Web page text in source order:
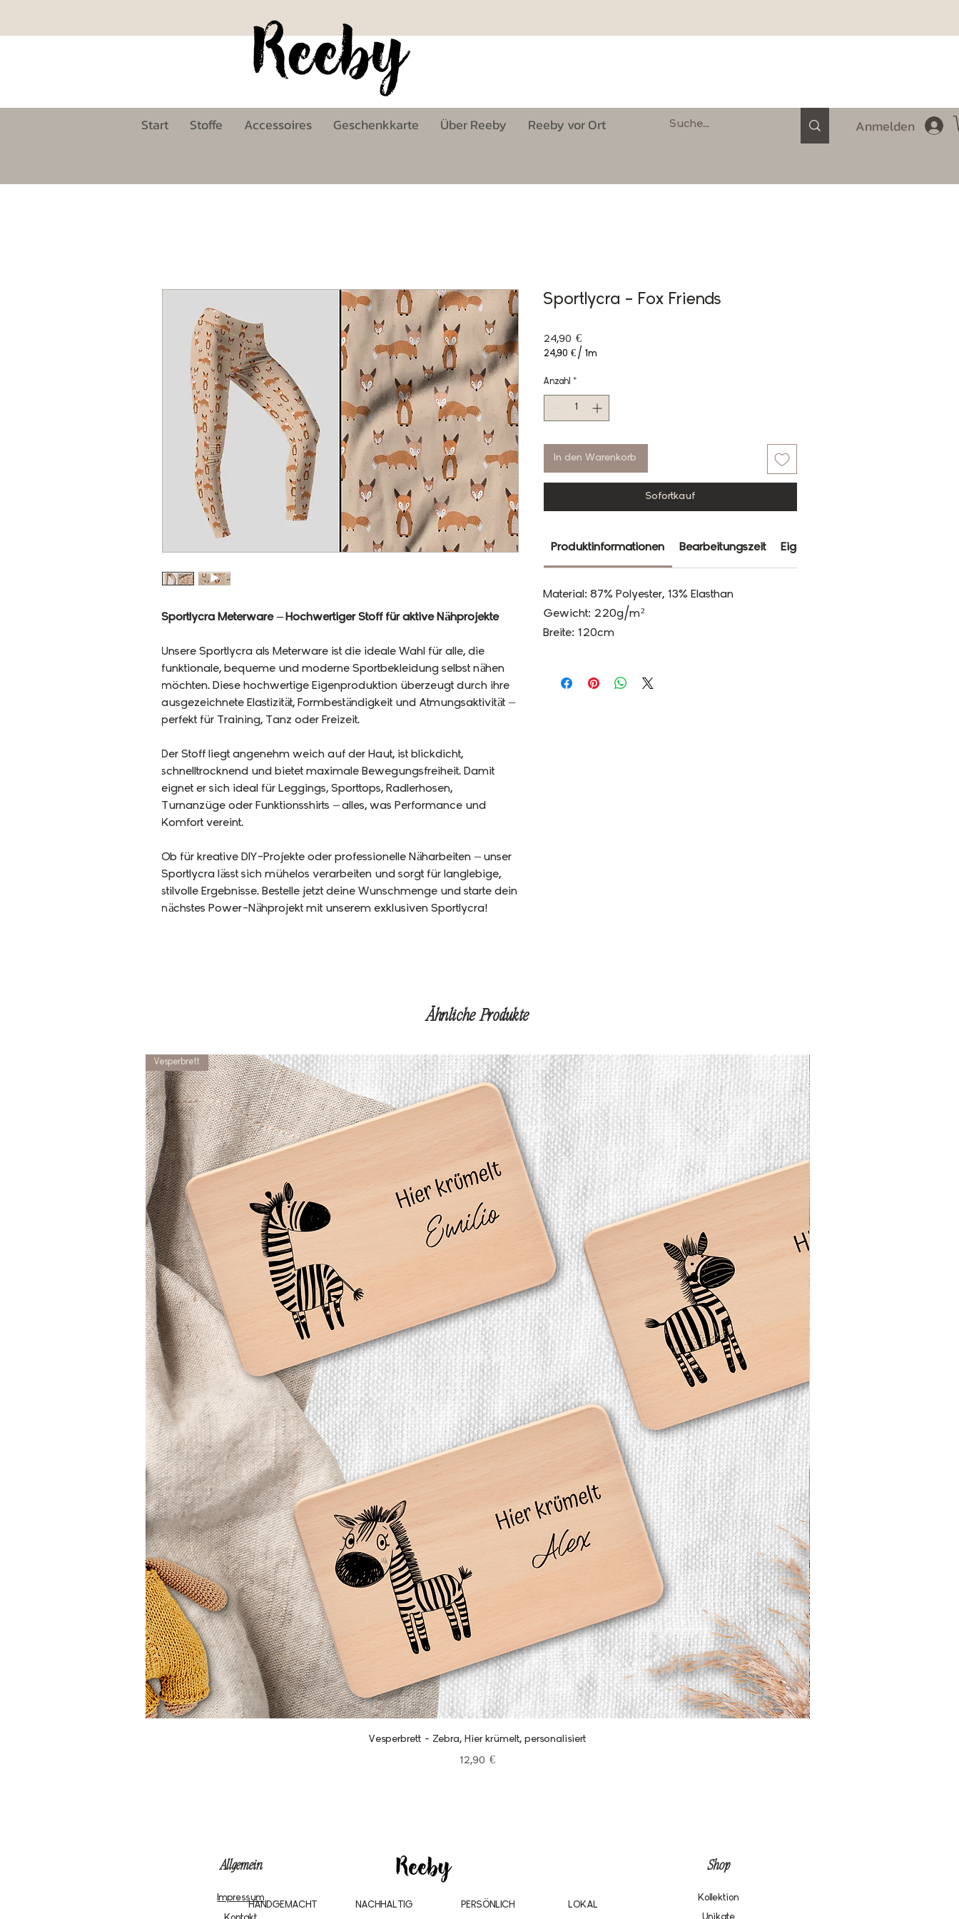
Start Stoffe Accessoires Geschenkkarte Über Reeby Reeby vor Ort Anmelden
Sportlycra Meterware – Hochwertiger Stoff für aktive Nähprojekte
Unsere Sportlycra als Meterware ist die ideale Wahl für alle, die
funktionale, bequeme und moderne Sportbekleidung selbst nähen
möchten. Diese hochwertige Eigenproduktion überzeugt durch ihre
ausgezeichnete Elastizität, Formbeständigkeit und Atmungsaktivität –
perfekt für Training, Tanz oder Freizeit.
Der Stoff liegt angenehm weich auf der Haut, ist blickdicht,
schnelltrocknend und bietet maximale Bewegungsfreiheit. Damit
eignet er sich ideal für Leggings, Sporttops, Radlerhosen,
Turnanzüge oder Funktionsshirts – alles, was Performance und
Komfort vereint.
Ob für kreative DIY-Projekte oder professionelle Näharbeiten – unser
Sportlycra lässt sich mühelos verarbeiten und sorgt für langlebige,
stilvolle Ergebnisse. Bestelle jetzt deine Wunschmenge und starte dein
nächstes Power-Nähprojekt mit unserem exklusiven Sportlycra!
Sportlycra - Fox Friends
24,90 €Preis
24,90 € / 1m
pro
1
Anzahl *
In den Warenkorb
Sofortkauf
Produktinformationen Bearbeitungszeit Eigenschaften
Material: 87% Polyester, 13% Elasthan
Gewicht: 220g/m²
Breite: 120cm
Ähnliche Produkte
Schnellansicht
Vesperbrett
Vesperbrett - Zebra, Hier krümelt, personalisiert
Preis
12,90 €
Allgemein
Impressum
HANDGEMACHT NACHHALTIG PERSÖNLICH LOKAL
Shop
Unikate
Kollektion